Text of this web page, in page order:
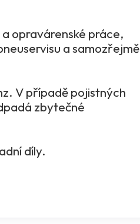
opravárenské práce,
a samozřejmě
V případě pojistných
zbytečné
díly.